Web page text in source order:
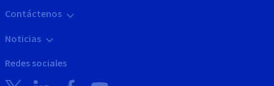
Contáctenos
Noticias
Redes sociales